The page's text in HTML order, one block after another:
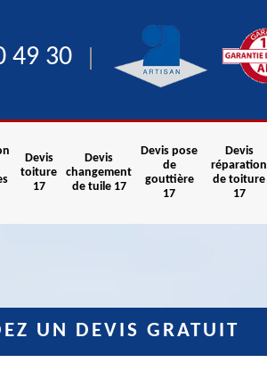
49 30
Devis
toiture
17
Devis
changement
de tuile 17
Devis pose
de
gouttière
17
Devis
réparation
de toiture
17
UN DEVIS GRATUIT